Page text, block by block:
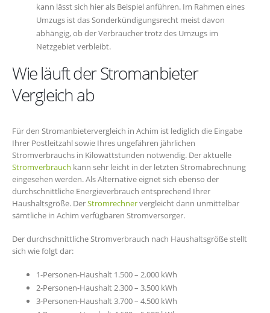
kann lässt sich hier als Beispiel anführen. Im Rahmen eines
Umzugs ist das Sonderkündigungsrecht meist davon
abhängig, ob der Verbraucher trotz des Umzugs im
Netzgebiet verbleibt.
Wie läuft der Stromanbieter
Vergleich ab
Für den Stromanbietervergleich in Achim ist lediglich die Eingabe
Ihrer Postleitzahl sowie Ihres ungefähren jährlichen
Stromverbrauchs in Kilowattstunden notwendig. Der aktuelle
Stromverbrauch kann sehr leicht in der letzten Stromabrechnung
eingesehen werden. Als Alternative eignet sich ebenso der
durchschnittliche Energieverbrauch entsprechend Ihrer
Haushaltsgröße. DerStromrechnervergleicht dann unmittelbar
sämtliche in Achim verfügbaren Stromversorger.
Der durchschnittliche Stromverbrauch nach Haushaltsgröße stellt
sich wie folgt dar:
1-Personen-Haushalt 1.500 – 2.000 kWh
2-Personen-Haushalt 2.300 – 3.500 kWh
3-Personen-Haushalt 3.700 – 4.500 kWh